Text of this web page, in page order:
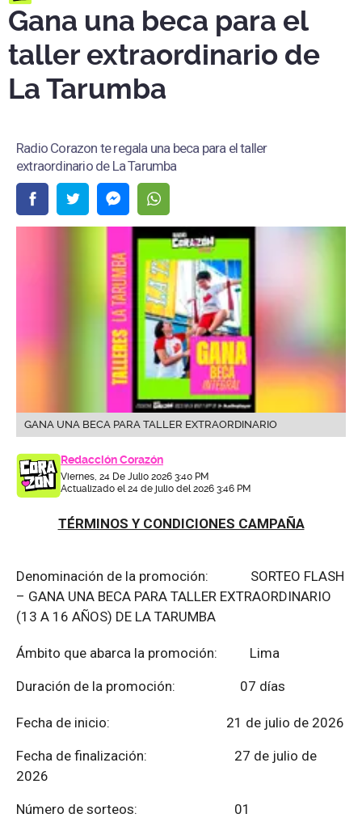
Gana una beca para el
taller extraordinario de
La Tarumba
Radio Corazon te regala una beca para el taller
extraordinario de La Tarumba
GANA UNA BECA PARA TALLER EXTRAORDINARIO
Redacción Corazón
Viernes, 24 De Julio 2026 3:40 PM
Actualizado el 24 de julio del 2026 3:46 PM
TÉRMINOS Y CONDICIONES CAMPAÑA
Denominación de la promoción: SORTEO FLASH
– GANA UNA BECA PARA TALLER EXTRAORDINARIO
(13 A 16 AÑOS) DE LA TARUMBA
Ámbito que abarca la promoción: Lima
Duración de la promoción: 07 días
Fecha de inicio: 21 de julio de 2026
Fecha de finalización:
27 de julio de
2026
Número de sorteos: 01